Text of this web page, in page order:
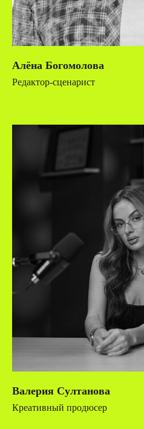
Алёна Богомолова
Редактор-сценарист
Валерия Султанова
Креативный продюсер